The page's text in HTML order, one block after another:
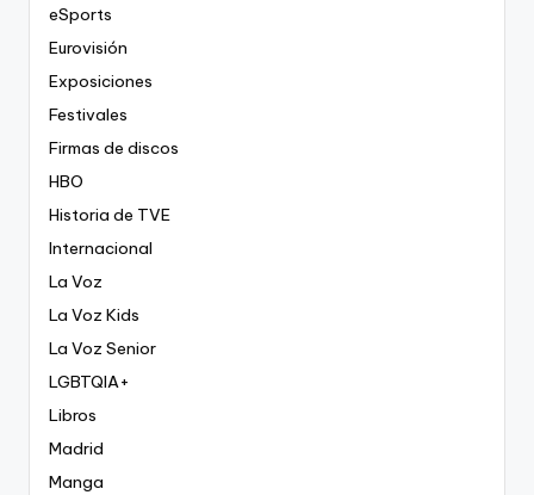
eSports
Eurovisión
Exposiciones
Festivales
Firmas de discos
HBO
Historia de TVE
Internacional
La Voz
La Voz Kids
La Voz Senior
LGBTQIA+
Libros
Madrid
Manga